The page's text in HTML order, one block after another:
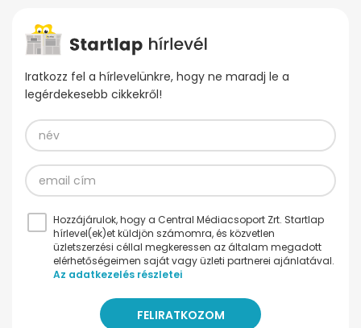
Iratkozz fel a hírlevelünkre, hogy ne maradj le a
legérdekesebb cikkekről!
Hozzájárulok, hogy a Central Médiacsoport Zrt. Startlap
hírlevel(ek)et küldjön számomra, és közvetlen
üzletszerzési céllal megkeressen az általam megadott
elérhetőségeimen saját vagy üzleti partnerei ajánlatával.
Az adatkezelés részletei